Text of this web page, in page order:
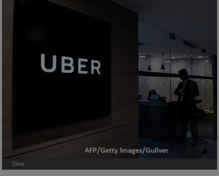
Uber